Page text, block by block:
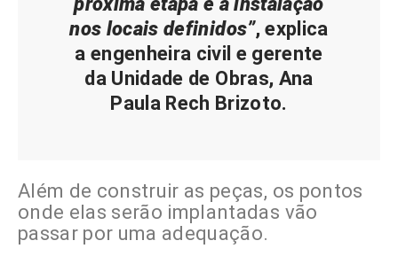
nos locais definidos”, explica
a engenheira civil e gerente
da Unidade de Obras, Ana
Paula Rech Brizoto.
Além de construir as peças, os pontos
onde elas serão implantadas vão
passar por uma adequação.